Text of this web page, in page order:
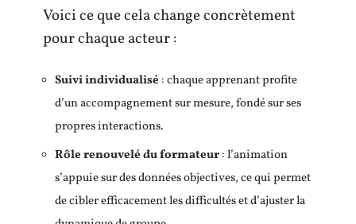
Voici ce que cela change concrètement
pour chaque acteur :
Suivi individualisé : chaque apprenant profite
d’un accompagnement sur mesure, fondé sur ses
propres interactions.
Rôle renouvelé du formateur: l’animation
s’appuie sur des données objectives, ce qui permet
de cibler efficacement les difficultés et d’ajuster la